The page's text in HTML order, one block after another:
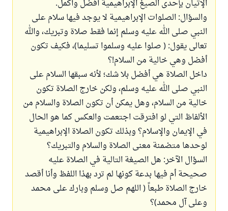
الإتيان بإحدى الصيغ الإبراهيمية أفضل وأكمل.
والسؤال: الصلوات الإبراهيمية لا يوجد فيها سلام على
النبي صلى الله عليه وسلم إنما فقط صلاة وتبريك، والله
تعالى يقول: ( صلوا عليه وسلموا تسليما)، فكيف تكون
أفضل وهي خالية من السلام!؟
داخل الصلاة هي أفضل بلا شك؛ لأنه سبقها السلام على
النبي صلى الله عليه وسلم، ولكن خارج الصلاة تكون
خالية من السلام، وهل يمكن أن تكون الصلاة والسلام من
الألفاظ التي لو افترقت اجتعمت والعكس كما هو الحال
في الإيمان والإسلام؟ وبذلك تكون الصلاة الإبراهيمية
لوحدها متضمنة معنى الصلاة والسلام والتبريك؟
السؤال الآخر: هل الصيغة التالية في الصلاة عليه
صحيحة أم فيها بدعة كونها لم ترد بهذا اللفظ وأنا أقصد
خارج الصلاة طبعاً ( اللهم صل وسلم وبارك على محمد
وعلى آل محمد)؟